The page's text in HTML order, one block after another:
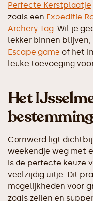
Perfecte Kerstplaatje
zoals een Expeditie
Archery Tag. Wil je
lekker binnen blijven,
Escape game of het
leuke toevoeging
Het
Cornwerd ligt
weekendje weg met
is de perfecte keuze
veelzijdig uitje. Dit
mogelijkheden voor
zoals zeilen en